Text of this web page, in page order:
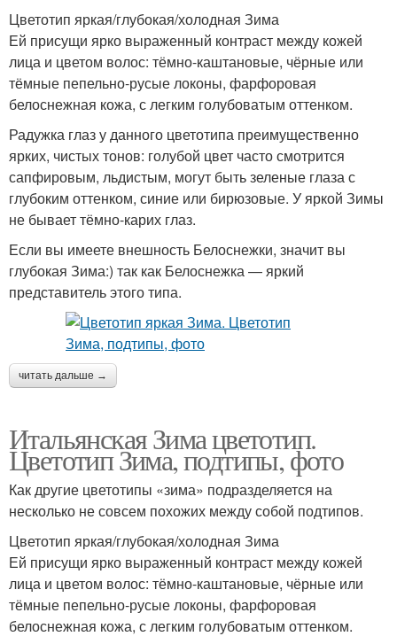
Цветотип яркая/глубокая/холодная Зима
Ей присущи ярко выраженный контраст между кожей
лица и цветом волос: тёмно-каштановые, чёрные или
тёмные пепельно-русые локоны, фарфоровая
белоснежная кожа, с легким голубоватым оттенком.
Радужка глаз у данного цветотипа преимущественно
ярких, чистых тонов: голубой цвет часто смотрится
сапфировым, льдистым, могут быть зеленые глаза с
глубоким оттенком, синие или бирюзовые. У яркой Зимы
не бывает тёмно-карих глаз.
Если вы имеете внешность Белоснежки, значит вы
глубокая Зима:) так как Белоснежка — яркий
представитель этого типа.
читать дальше →
Итальянская Зима цветотип.
Цветотип Зима, подтипы, фото
Как другие цветотипы «зима» подразделяется на
несколько не совсем похожих между собой подтипов.
Цветотип яркая/глубокая/холодная Зима
Ей присущи ярко выраженный контраст между кожей
лица и цветом волос: тёмно-каштановые, чёрные или
тёмные пепельно-русые локоны, фарфоровая
белоснежная кожа, с легким голубоватым оттенком.